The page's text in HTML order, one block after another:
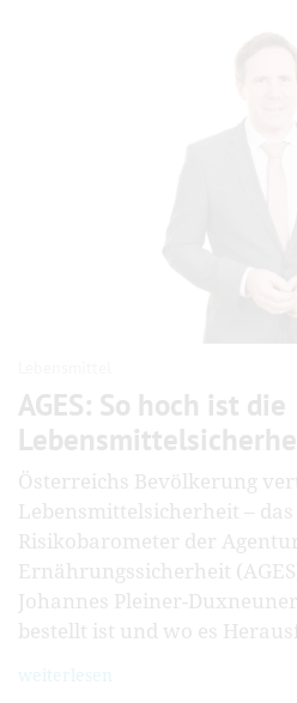
AGES: So hoch ist die
Österreichs Bevölkerung
Lebensmittelsicherheit –
Risikobarometer der
Ernährungssicherheit
Johannes Pleiner-
bestellt ist und wo es
weiterlesen